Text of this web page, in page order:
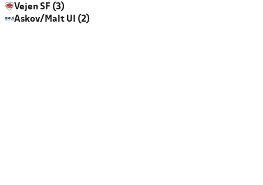
Vejen SF (3)
Askov/Malt UI (2)